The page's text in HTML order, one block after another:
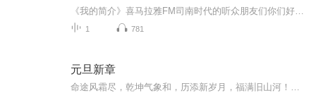
1 781
元旦新章